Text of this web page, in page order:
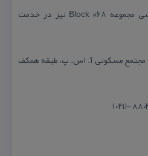
كرد. همچنین، پاركینگ اختصاصی مجموعه Block #68 نیز در خدمت
مجتمع مسكونی آ. اس. پ، طبقه همكف